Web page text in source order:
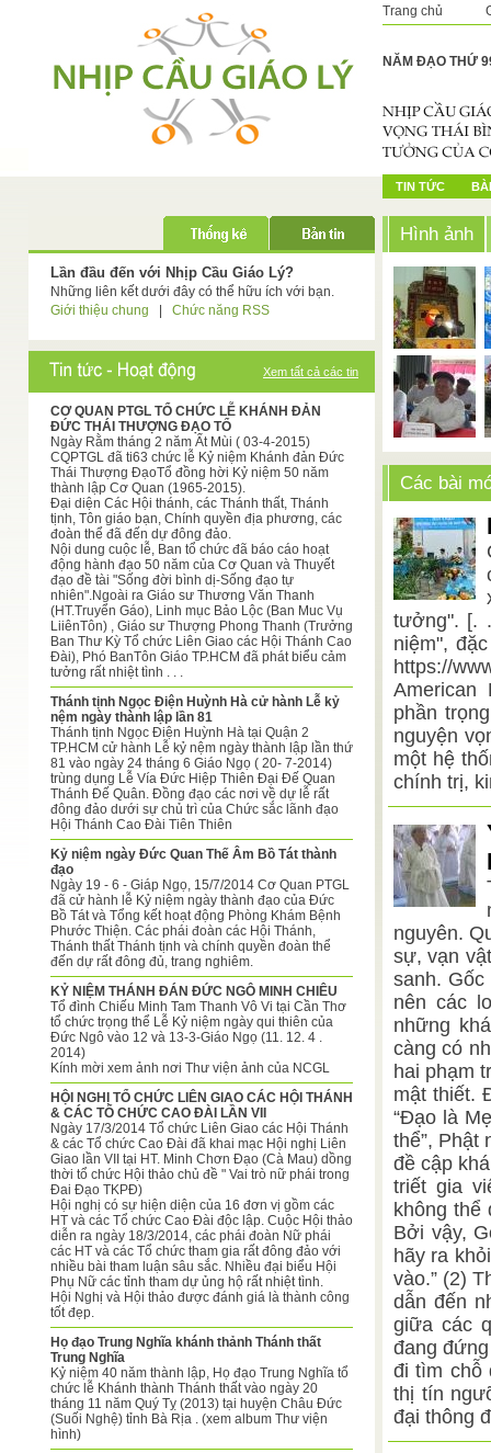
Trang chủ
NĂM ĐẠO THỨ
TIN TỨC
Lần đầu đến với Nhịp Cầu Giáo Lý?
Những liên kết dưới đây có thể hữu ích với bạn.
Giới thiệu chung
Chức năng RSS
Xem tất cả các tin
CƠ QUAN PTGL TỔ CHỨC LỄ KHÁNH ĐẢN
ĐỨC THÁI THƯỢNG ĐẠO TỔ
Ngày Rằm tháng 2 năm Ất Mùi ( 03-4-2015)
CQPTGL đã ti63 chức lễ Kỷ niệm Khánh đản Đức
Thái Thượng ĐạoTổ đồng hời Kỷ niệm 50 năm
thành lập Cơ Quan (1965-2015).
Đại diện Các Hội thánh, các Thánh thất, Thánh
tịnh, Tôn giáo bạn, Chính quyền địa phương, các
đoàn thể đã đến dự đông đảo.
Nội dung cuộc lễ, Ban tổ chức đã báo cáo hoạt
động hành đạo 50 năm của Cơ Quan và Thuyết
đạo đề tài "Sống đời bình dị-Sống đạo tự
nhiên".Ngoài ra Giáo sư Thương Văn Thanh
(HT.Truyển Gáo), Linh mục Bảo Lộc (Ban Muc Vụ
LiiênTôn) , Giáo sư Thượng Phong Thanh (Trưởng
Ban Thư Kỳ Tổ chức Liên Giao các Hội Thánh Cao
Đài), Phó BanTôn Giáo TP.HCM đã phát biểu cảm
tưởng rất nhiệt tình . . .
Thánh tịnh Ngọc Điện Huỳnh Hà cử hành Lễ kỷ
nệm ngày thành lập lần 81
Thánh tịnh Ngọc Điện Huỳnh Hà tại Quận 2
TP.HCM cử hành Lễ kỷ nệm ngày thành lập lần thứ
81 vào ngày 24 tháng 6 Giáo Ngọ ( 20- 7-2014)
trùng dụng Lễ Vía Đức Hiệp Thiên Đại Đế Quan
Thánh Đế Quân. Đồng đạo các nơi về dự lễ rất
đông đảo dưới sự chủ trì của Chức sắc lãnh đạo
Hội Thánh Cao Đài Tiên Thiên
Kỷ niệm ngày Đức Quan Thế Âm Bồ Tát thành
đạo
Ngày 19 - 6 - Giáp Ngọ, 15/7/2014 Cơ Quan PTGL
đã cử hành lễ Kỷ niệm ngày thành đạo của Đức
Bồ Tát và Tổng kết hoạt động Phòng Khám Bệnh
Phước Thiện. Các phái đoàn các Hội Thánh,
Thánh thất Thánh tịnh và chính quyền đoàn thể
đến dự rất đông đủ, trang nghiêm.
KỶ NIỆM THÁNH ĐÁN ĐỨC NGÔ MINH CHIÊU
Tổ đình Chiếu Minh Tam Thanh Vô Vi tại Cần Thơ
tổ chức trọng thể Lễ Kỷ niệm ngày qui thiên của
Đức Ngô vào 12 và 13-3-Giáo Ngọ (11. 12. 4 .
2014)
Kính mời xem ảnh nơi Thư viện ảnh của NCGL
HỘI NGHỊ TỔ CHỨC LIÊN GIAO CÁC HỘI THÁNH
& CÁC TỔ CHỨC CAO ĐÀI LẦN VII
Ngày 17/3/2014 Tổ chức Liên Giao các Hội Thánh
& các Tổ chức Cao Đài đã khai mạc Hội nghị Liên
Giao lần VII tại HT. Minh Chơn Đạo (Cà Mau) dồng
thời tổ chức Hội thảo chủ đề " Vai trò nữ phái trong
Đai Đạo TKPĐ)
Hội nghị có sự hiện diện của 16 đơn vị gồm các
HT và các Tổ chức Cao Đài độc lập. Cuộc Hội thảo
diễn ra ngày 18/3/2014, các phái đoàn Nữ phái
các HT và các Tổ chức tham gia rất đông đảo với
nhiều bài tham luận sâu sắc. Nhiều đại biểu Hội
Phụ Nữ các tỉnh tham dự ủng hộ rất nhiệt tình.
Hội Nghị và Hội thảo được đánh giá là thành công
tốt đẹp.
Họ đạo Trung Nghĩa khánh thảnh Thánh thất
Trung Nghĩa
Kỷ niệm 40 năm thành lập, Họ đạo Trung Nghĩa tổ
chức lễ Khánh thành Thánh thất vào ngày 20
tháng 11 năm Quý Tỵ (2013) tại huyện Châu Đức
(Suối Nghệ) tỉnh Bà Rịa . (xem album Thư viện
hình)
Hình ảnh
Các bài
tưởng". [.
niệm",
https://
American
phần
nguyện
một hệ
chính trị,
nguyên.
sự, vạn
sanh.
nên các
những
càng có
hai phạm
mật thiết.
“Đạo là
thể”, Phật
đề cập
triết gia
không
Bởi vậy,
hãy ra
vào.” (2)
dẫn đến
giữa các
đang
đi tìm chỗ
thị tín
đại thông